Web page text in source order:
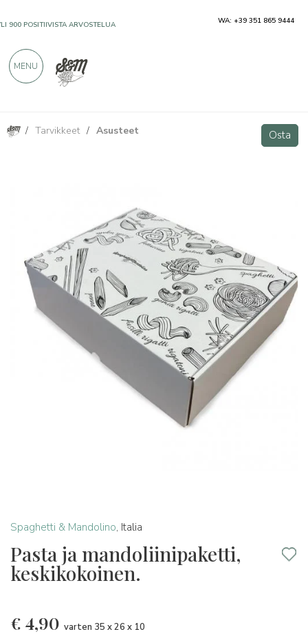
/ Tarvikkeet / Asusteet Osta
Spaghetti & Mandolino, Italia
Pasta ja mandoliinipaketti,
keskikokoinen.
€ 4,90 varten 35 x 26 x 10
Pasta ja mandoliinipaketti, keskikokoinen. Osta
900 POSITIIVISTA ARVOSTELUA WA: +39 351 865 9444
MENU